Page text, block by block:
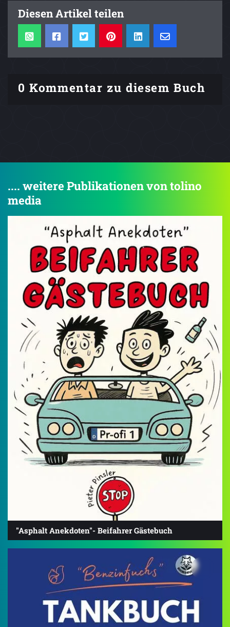
Diesen Artikel teilen
0 Kommentar zu diesem Buch
.... weitere Publikationen von tolino
media
"Asphalt Anekdoten"- Beifahrer Gästebuch